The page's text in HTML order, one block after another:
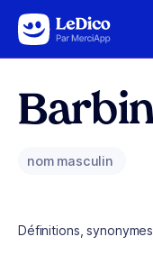
Aller au contenu
nom masculin
Définitions,